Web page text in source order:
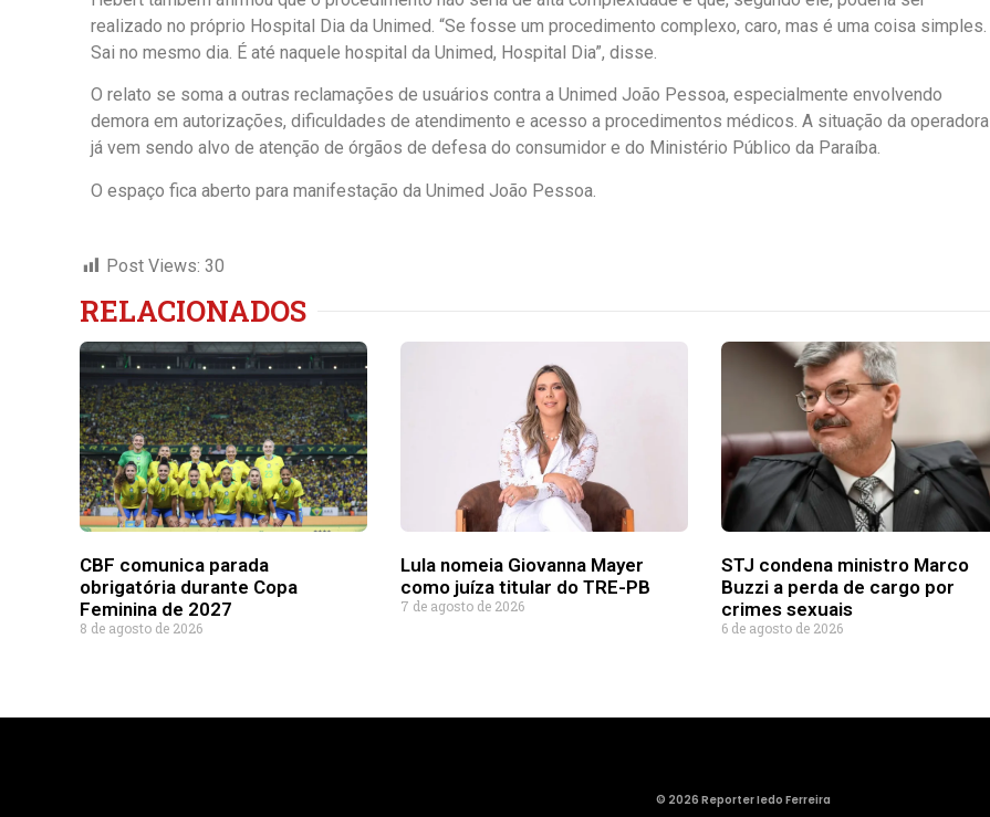
realizado no próprio Hospital Dia da Unimed. “Se fosse um procedimento complexo, caro, mas é uma coisa simples.
Sai no mesmo dia. É até naquele hospital da Unimed, Hospital Dia”, disse.
O relato se soma a outras reclamações de usuários contra a Unimed João Pessoa, especialmente envolvendo
demora em autorizações, dificuldades de atendimento e acesso a procedimentos médicos. A situação da operadora
já vem sendo alvo de atenção de órgãos de defesa do consumidor e do Ministério Público da Paraíba.
O espaço fica aberto para manifestação da Unimed João Pessoa.
Post Views: 30
RELACIONADOS
CBF comunica parada
obrigatória durante Copa
Feminina de 2027
8 de agosto de 2026
Lula nomeia Giovanna Mayer
como juíza titular do TRE-PB
7 de agosto de 2026
STJ condena ministro Marco
Buzzi a perda de cargo por
crimes sexuais
6 de agosto de 2026
© 2026 Reporter Iedo Ferreira